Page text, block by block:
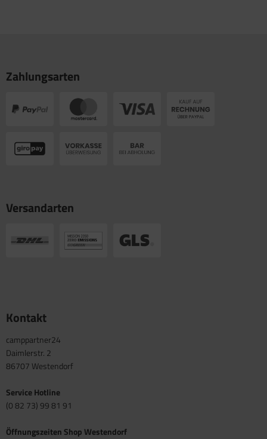
Zahlungsarten
Versandarten
Kontakt
camppartner24
Daimlerstr. 2
86707 Westendorf
Service Hotline
(0 82 73) 99 81 91
Öffnungszeiten Shop Westendorf